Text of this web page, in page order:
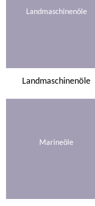
Landmaschinenöle
Landmaschinenöle
Marineöle